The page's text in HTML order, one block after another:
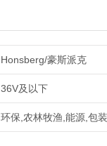
Honsberg/豪斯派克
36V及以下
环保,农林牧渔,能源,包